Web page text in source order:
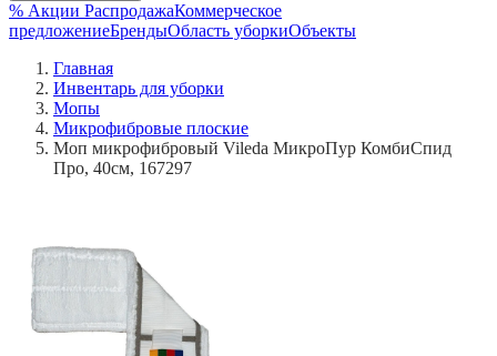
% Акции РаспродажаКоммерческое
предложениеБрендыОбласть уборкиОбъекты
Главная
Инвентарь для уборки
Мопы
Микрофибровые плоские
Моп микрофибровый Vileda МикроПур КомбиСпид
Про, 40см, 167297